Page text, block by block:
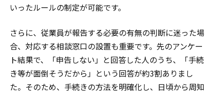
いったルールの制定が可能です。
さらに、従業員が報告する必要の有無の判断に迷った場
合、対応する相談窓口の設置も重要です。先のアンケー
ト結果で、「申告しない」と回答した人のうち、「手続
き等が面倒そうだから」という回答が約3割ありまし
た。そのため、手続きの方法を明確化し、日頃から周知